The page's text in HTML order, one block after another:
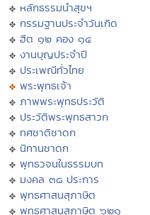
หลักธรรมนำสุขฯ
กรรมฐานประจำวันเกิด
ฮีต ๑๒ คอง ๑๔
งานบุญประจำปี
ประเพณีทั่วไทย
พระพุทธเจ้า
ภาพพระพุทธประวัติ
ประวัติพระพุทธสาวก
ทศชาติชาดก
นิทานชาดก
พุทธวจนในธรรมบท
มงคล ๓๘ ประการ
พุทธศาสนสุภาษิต
พุทธศาสนสุภาษิต ๖๒๑